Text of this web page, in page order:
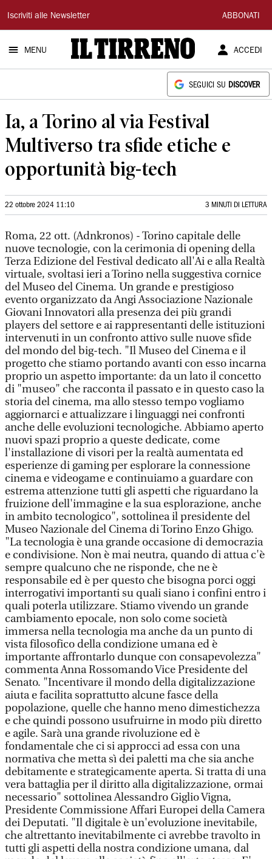
Il
Tirreno
Iscriviti alle Newsletter ABBONATI
MENU ACCEDI
SEGUICI SU DISCOVER
Ia, a Torino al via Festival
Multiverso tra sfide etiche e
opportunità big-tech
22 ottobre 2024 11:10 3 MINUTI DI LETTURA
Roma, 22 ott. (Adnkronos) - Torino capitale delle
nuove tecnologie, con la cerimonia di opening della
Terza Edizione del Festival dedicato all'Ai e alla Realtà
virtuale, svoltasi ieri a Torino nella suggestiva cornice
del Museo del Cinema. Un grande e prestigioso
evento organizzato da Angi Associazione Nazionale
Giovani Innovatori alla presenza dei più grandi
players del settore e ai rappresentanti delle istituzioni
intervenuti in un confronto attivo sulle nuove sfide
del mondo del big-tech. "Il Museo del Cinema e il
progetto che stiamo portando avanti con esso incarna
proprio un aspetto importante: da un lato il concetto
di "museo" che racconta il passato e in questo caso la
storia del cinema, ma allo stesso tempo vogliamo
aggiornarci e attualizzare i linguaggi nei confronti
anche delle evoluzioni tecnologiche. Abbiamo aperto
nuovi spazi proprio a queste dedicate, come
l'installazione di visori per la realtà aumentata ed
esperienze di gaming per esplorare la connessione
cinema e videogame e continuiamo a guardare con
estrema attenzione tutti gli aspetti che riguardano la
fruizione dell'immagine e la sua esplorazione, anche
in ambito tecnologico", sottolinea il presidente del
Museo Nazionale del Cinema di Torino Enzo Ghigo.
"La tecnologia è una grande occasione di democrazia
e condivisione. Non è mai neutra, quando di attua c'è
sempre qualcuno che ne risponde, che ne è
responsabile ed è per questo che bisogna porci oggi
interrogativi importanti su quali siano i confini entro i
quali poterla utilizzare. Stiamo vivendo un grande
cambiamento epocale, non solo come società
immersa nella tecnologia ma anche da un punto di
vista filosofico della condizione umana ed è
importante affrontarlo dunque con consapevolezza"
commenta Anna Rossomando Vice Presidente del
Senato. "Incentivare il mondo della digitalizzazione
aiuta e facilita soprattutto alcune fasce della
popolazione, quelle che hanno meno dimestichezza
e che quindi possono usufruirne in modo più diretto
e agile. Sarà una grande rivoluzione ed è
fondamentale che ci si approcci ad essa con una
normativa che metta sì dei paletti ma che sia anche
debitamente e strategicamente aperta. Si tratta di una
vera battaglia per il diritto alla digitalizzazione, ormai
necessario" sottolinea Alessandro Giglio Vigna,
Presidente Commissione Affari Europei della Camera
dei Deputati. "Il digitale è un'evoluzione inevitabile,
che altrettanto inevitabilmente ci avrebbe travolto in
tutti gli aspetti della nostra condizione umana, dal